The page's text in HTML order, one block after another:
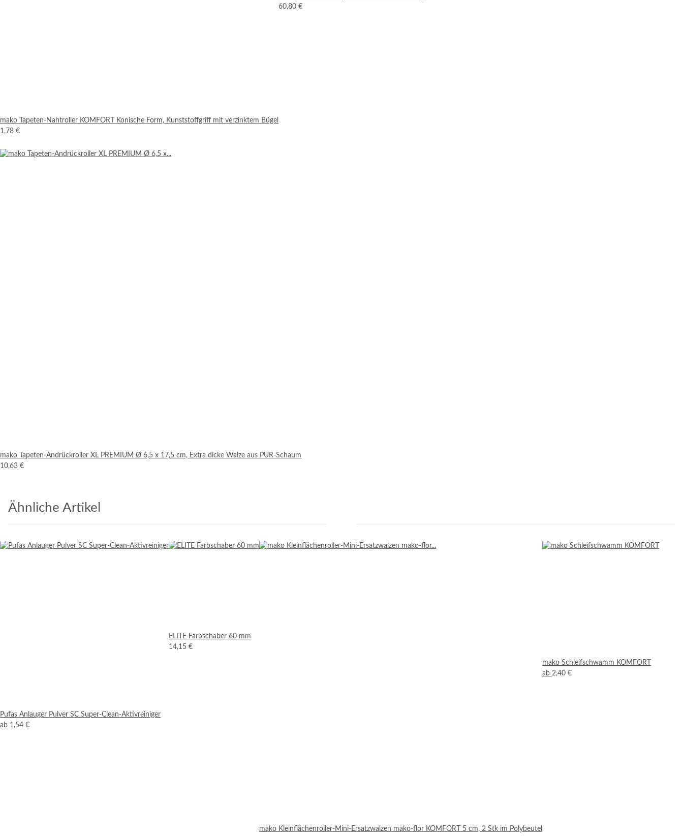
mako Tapeten-Nahtroller KOMFORT Konische Form, Kunststoffgriff mit verzinktem Bügel
1,78 €
60,80 €
mako Tapeten-Andrückroller XL PREMIUM Ø 6,5 x 17,5 cm, Extra dicke Walze aus PUR-Schaum
10,63 €
Ähnliche Artikel
Pufas Anlauger Pulver SC Super-Clean-Aktivreiniger
ab 1,54 €
ELITE Farbschaber 60 mm
14,15 €
mako Kleinflächenroller-Mini-Ersatzwalzen mako-flor KOMFORT 5 cm, 2 Stk im Polybeutel
mako Schleifschwamm KOMFORT
ab 2,40 €